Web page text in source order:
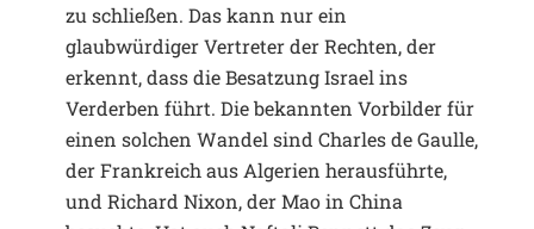
zu schließen. Das kann nur ein
glaubwürdiger Vertreter der Rechten, der
erkennt, dass die Besatzung Israel ins
Verderben führt. Die bekannten Vorbilder für
einen solchen Wandel sind Charles de Gaulle,
der Frankreich aus Algerien herausführte,
und Richard Nixon, der Mao in China